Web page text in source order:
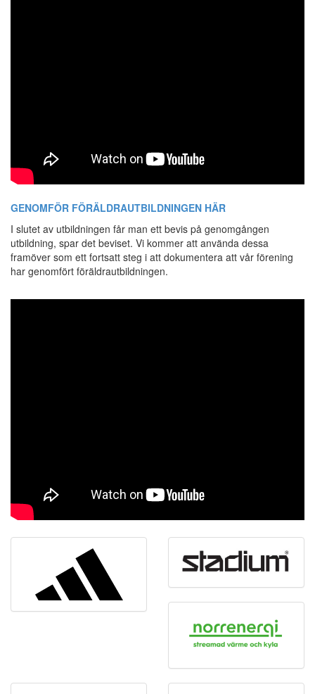
GENOMFÖR FÖRÄLDRAUTBILDNINGEN HÄR
I slutet av utbildningen får man ett bevis på genomgången
utbildning, spar det beviset. Vi kommer att använda dessa
framöver som ett fortsatt steg i att dokumentera att vår förening
har genomfört föräldrautbildningen.